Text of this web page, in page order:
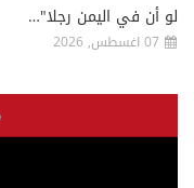
لو أن في اليمن رجلا"…
07 اغسطس, 2026